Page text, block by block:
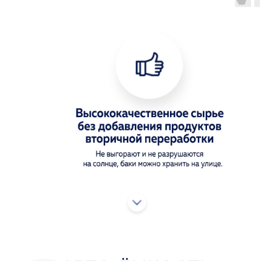
НОВИНКА!
Для безопасной транспортировки
и перевозки в наполненном
состоянии